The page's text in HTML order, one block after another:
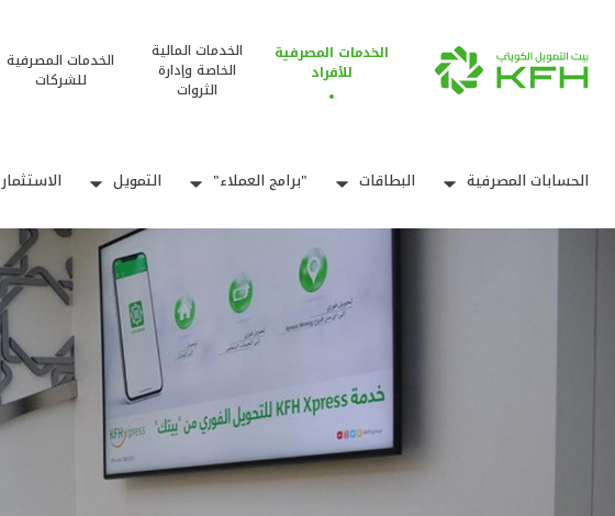
الخدمات المصرفية
للأفراد
الخدمات المالية
الخاصة وإدارة
الثروات
الخدمات المصرفية
للشركات
الحسابات المصرفية البطاقات "برامج العملاء" التمويل الاستثمار